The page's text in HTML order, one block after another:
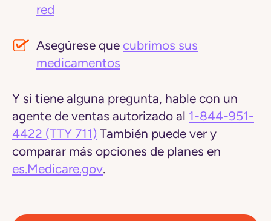
red
Asegúrese que cubrimos sus
medicamentos
Y si tiene alguna pregunta, hable con un
agente de ventas autorizado al 1-844-951-
4422 (TTY 711) También puede ver y
comparar más opciones de planes en
es.Medicare.gov.